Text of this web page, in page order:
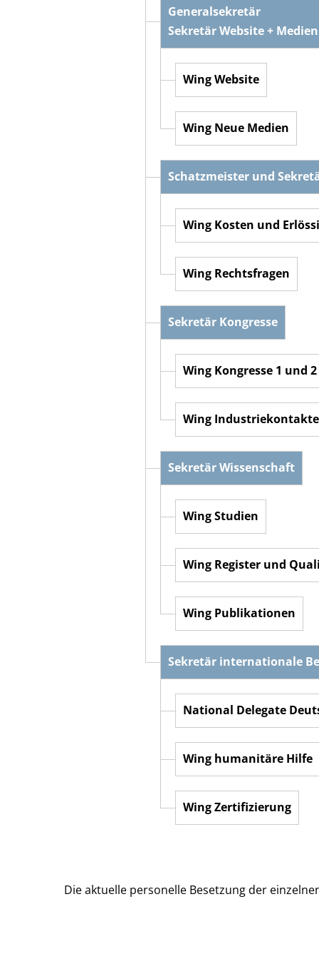
Generalsekretär
Sekretär Website + Medien
Wing Website
Wing Neue Medien
Schatzmeister und
Wing Kosten und
Wing Rechtsfragen
Sekretär Kongresse
Wing Kongresse 1 und 2
Wing Industriekontakte
Sekretär Wissenschaft
Wing Studien
Wing Register und
Wing Publikationen
Sekretär internationale
National Delegate
Wing humanitäre Hilfe
Wing Zertifizierung
Die aktuelle personelle Besetzung der